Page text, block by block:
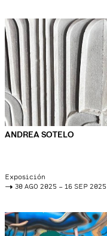
ANDREA SOTELO
Exposición
-> 30 AGO 2025 – 16 SEP 2025